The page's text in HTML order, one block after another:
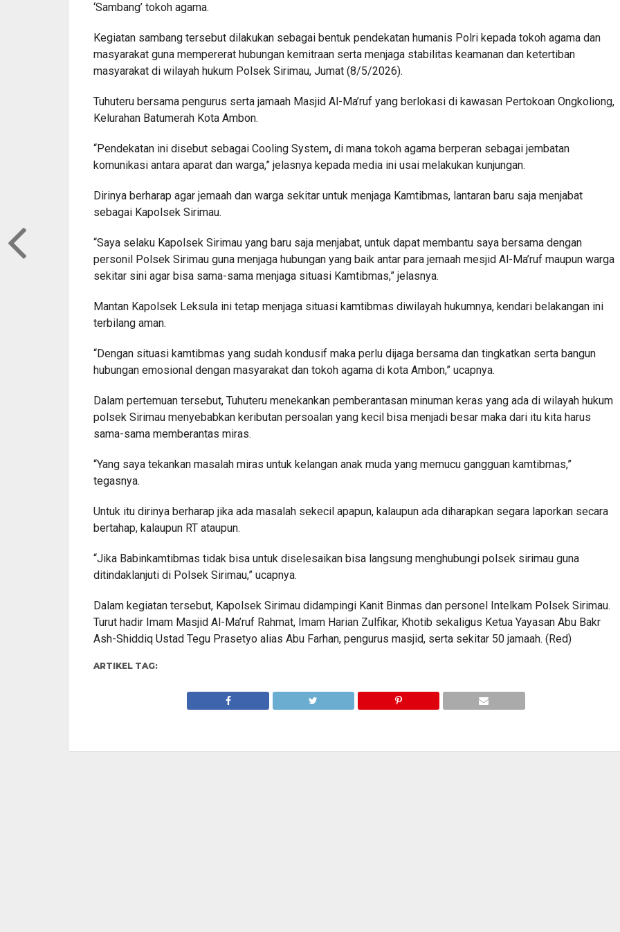
‘Sambang’ tokoh agama.
Kegiatan sambang tersebut dilakukan sebagai bentuk pendekatan humanis Polri kepada tokoh agama dan
masyarakat guna mempererat hubungan kemitraan serta menjaga stabilitas keamanan dan ketertiban
masyarakat di wilayah hukum Polsek Sirimau, Jumat (8/5/2026).
Tuhuteru bersama pengurus serta jamaah Masjid Al-Ma’ruf yang berlokasi di kawasan Pertokoan Ongkoliong,
Kelurahan Batumerah Kota Ambon.
“Pendekatan ini disebut sebagai Cooling System, di mana tokoh agama berperan sebagai jembatan
komunikasi antara aparat dan warga,” jelasnya kepada media ini usai melakukan kunjungan.
Dirinya berharap agar jemaah dan warga sekitar untuk menjaga Kamtibmas, lantaran baru saja menjabat
sebagai Kapolsek Sirimau.
“Saya selaku Kapolsek Sirimau yang baru saja menjabat, untuk dapat membantu saya bersama dengan
personil Polsek Sirimau guna menjaga hubungan yang baik antar para jemaah mesjid Al-Ma’ruf maupun warga
sekitar sini agar bisa sama-sama menjaga situasi Kamtibmas,” jelasnya.
Mantan Kapolsek Leksula ini tetap menjaga situasi kamtibmas diwilayah hukumnya, kendari belakangan ini
terbilang aman.
“Dengan situasi kamtibmas yang sudah kondusif maka perlu dijaga bersama dan tingkatkan serta bangun
hubungan emosional dengan masyarakat dan tokoh agama di kota Ambon,” ucapnya.
Dalam pertemuan tersebut, Tuhuteru menekankan pemberantasan minuman keras yang ada di wilayah hukum
polsek Sirimau menyebabkan keributan persoalan yang kecil bisa menjadi besar maka dari itu kita harus
sama-sama memberantas miras.
“Yang saya tekankan masalah miras untuk kelangan anak muda yang memucu gangguan kamtibmas,”
tegasnya.
Untuk itu dirinya berharap jika ada masalah sekecil apapun, kalaupun ada diharapkan segara laporkan secara
bertahap, kalaupun RT ataupun.
“Jika Babinkamtibmas tidak bisa untuk diselesaikan bisa langsung menghubungi polsek sirimau guna
ditindaklanjuti di Polsek Sirimau,” ucapnya.
Dalam kegiatan tersebut, Kapolsek Sirimau didampingi Kanit Binmas dan personel Intelkam Polsek Sirimau.
Turut hadir Imam Masjid Al-Ma’ruf Rahmat, Imam Harian Zulfikar, Khotib sekaligus Ketua Yayasan Abu Bakr
Ash-Shiddiq Ustad Tegu Prasetyo alias Abu Farhan, pengurus masjid, serta sekitar 50 jamaah. (Red)
ARTIKEL TAG: